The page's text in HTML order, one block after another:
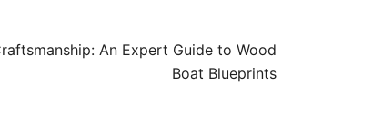
An Expert Guide to Wood
Boat Blueprints